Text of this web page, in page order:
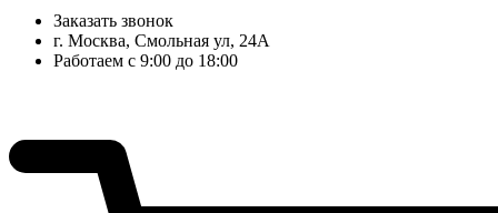
Заказать звонок
г. Москва, Смольная ул, 24А
Работаем с 9:00 до 18:00